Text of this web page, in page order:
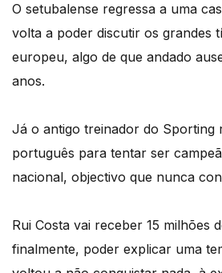
O setubalense regressa a uma
volta a poder discutir os grandes
europeu, algo de que andado
anos.
Já o antigo treinador do Sporting
português para tentar ser
nacional, objectivo que nunca
Rui Costa vai receber 15 milhões
finalmente, poder explicar uma